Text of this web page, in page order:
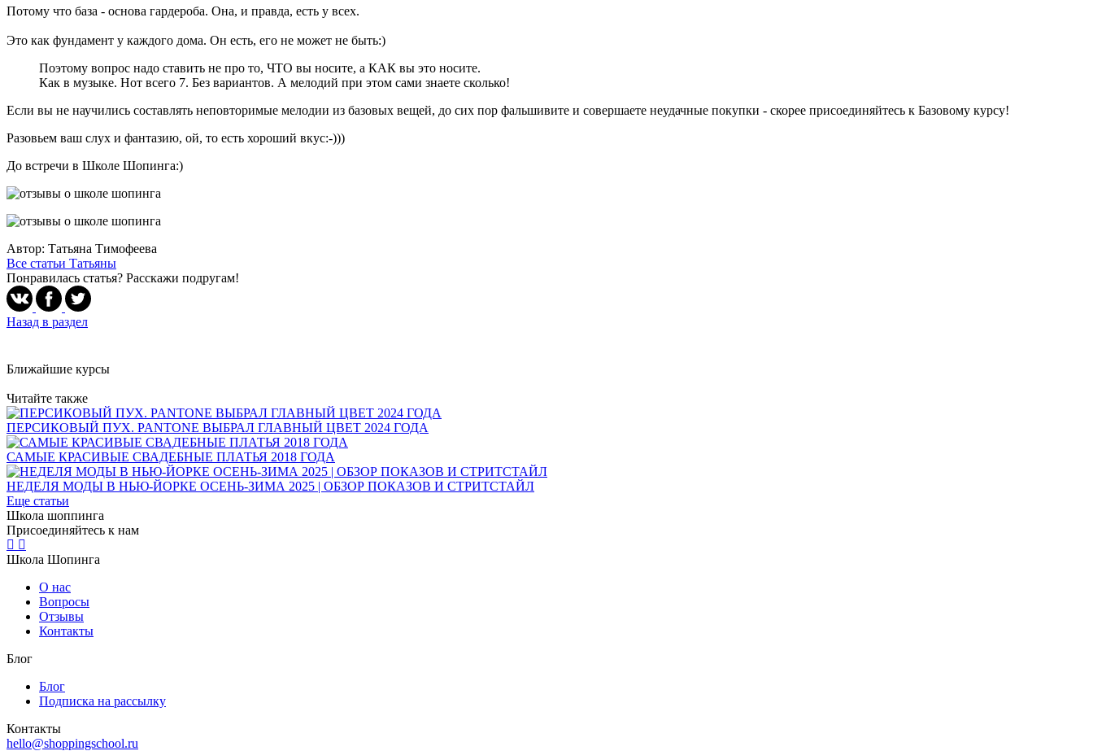
Потому что база - основа гардероба. Она, и правда, есть у всех.
Это как фундамент у каждого дома. Он есть, его не может не быть:)
Поэтому вопрос надо ставить не про то, ЧТО вы носите, а КАК вы это носите.
Как в музыке. Нот всего 7. Без вариантов. А мелодий при этом сами знаете сколько!
Если вы не научились составлять неповторимые мелодии из базовых вещей, до сих пор фальшивите и совершаете неудачные покупки - скорее присоединяйтесь к Базовому курсу!
Разовьем ваш слух и фантазию, ой, то есть хороший вкус:-)))
До встречи в Школе Шопинга:)
Автор: Татьяна Тимофеева
Все статьи Татьяны
Понравилась статья? Расскажи подругам!
Назад в раздел
Ближайшие курсы
Читайте также
ПЕРСИКОВЫЙ ПУХ. PANTONE ВЫБРАЛ ГЛАВНЫЙ ЦВЕТ 2024 ГОДА
САМЫЕ КРАСИВЫЕ СВАДЕБНЫЕ ПЛАТЬЯ 2018 ГОДА
НЕДЕЛЯ МОДЫ В НЬЮ-ЙОРКЕ ОСЕНЬ-ЗИМА 2025 | ОБЗОР ПОКАЗОВ И СТРИТСТАЙЛ
Еще статьи
Школа шоппинга
Присоединяйтесь к нам
Школа Шопинга
О нас
Вопросы
Отзывы
Контакты
Блог
Блог
Подписка на рассылку
Контакты
hello@shoppingschool.ru